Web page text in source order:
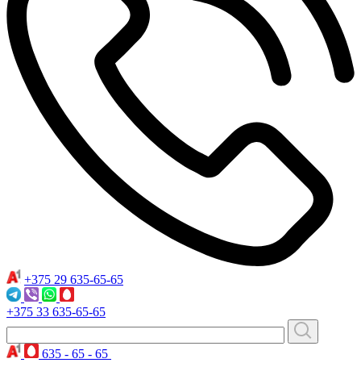
+375 29 635-65-65
+375 33 635-65-65
635 - 65 - 65